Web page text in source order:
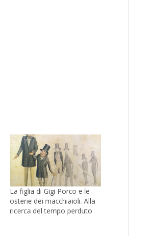
La figlia di Gigi Porco e le
osterie dei macchiaioli. Alla
ricerca del tempo perduto